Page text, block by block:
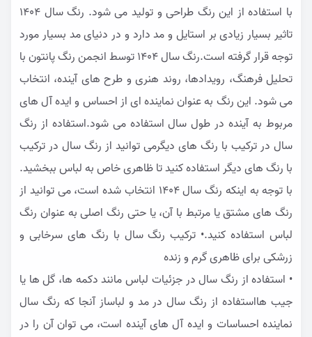
با استفاده از این رنگ طراحی و تولید می شود. رنگ سال ۱۴۰4
تاثیر بسیار زیادی بر استایل و مد دارد و در دنیای مد بسیار مورد
توجه قرار گرفته است.رنگ سال ۱۴۰4 توسط انجمن رنگ پانتون با
تحلیل فرهنگ، رویدادها، روند هنری و طرح های آینده، انتخاب
می شود. این رنگ به عنوان نماینده ای از احساس و ایده آل های
مربوط به آینده در طول سال استفاده می شود.استفاده از رنگ
سال در ترکیب با رنگ های دیگرمی توانید از رنگ سال در ترکیب
با رنگ های دیگر استفاده کنید تا ظاهری خاص به لباس ببخشید.
با توجه به اینکه رنگ سال ۱۴۰4 انتخاب شده است، می توانید از
رنگ های مشتق یا مرتبط با آن، یا حتی رنگ اصلی به عنوان رنگ
لباس استفاده کنید.• ترکیب رنگ سال با رنگ های سرخابی و
زرشکی برای ظاهری گرم و زنده
• استفاده از رنگ سال در جزئیات لباس مانند دکمه ها، گل ها یا
جیب هااستفاده از رنگ سال در مد و لباساز آنجا که رنگ سال
نماینده احساسات و ایده آل های آینده است، می توان آن را در